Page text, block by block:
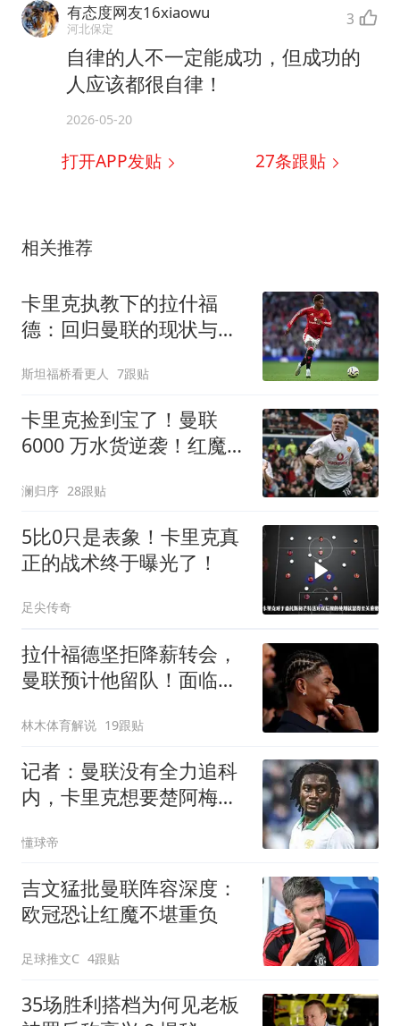
有态度网友16xiaowu
河北保定 3
自律的人不一定能成功，但成功的
人应该都很自律！
2026-05-20
打开APP发贴 27条跟贴
相关推荐
卡里克执教下的拉什福
德：回归曼联的现状与可
斯坦福桥看更人 7跟贴
卡里克捡到宝了！曼联
6000 万水货逆袭！红魔新
澜归序 28跟贴
5比0只是表象！卡里克真
正的战术终于曝光了！
足尖传奇
拉什福德坚拒降薪转会，
曼联预计他留队！面临尴
林木体育解说 19跟贴
记者：曼联没有全力追科
内，卡里克想要楚阿梅尼
懂球帝
吉文猛批曼联阵容深度：
欧冠恐让红魔不堪重负
足球推文C 4跟贴
35场胜利搭档为何见老板